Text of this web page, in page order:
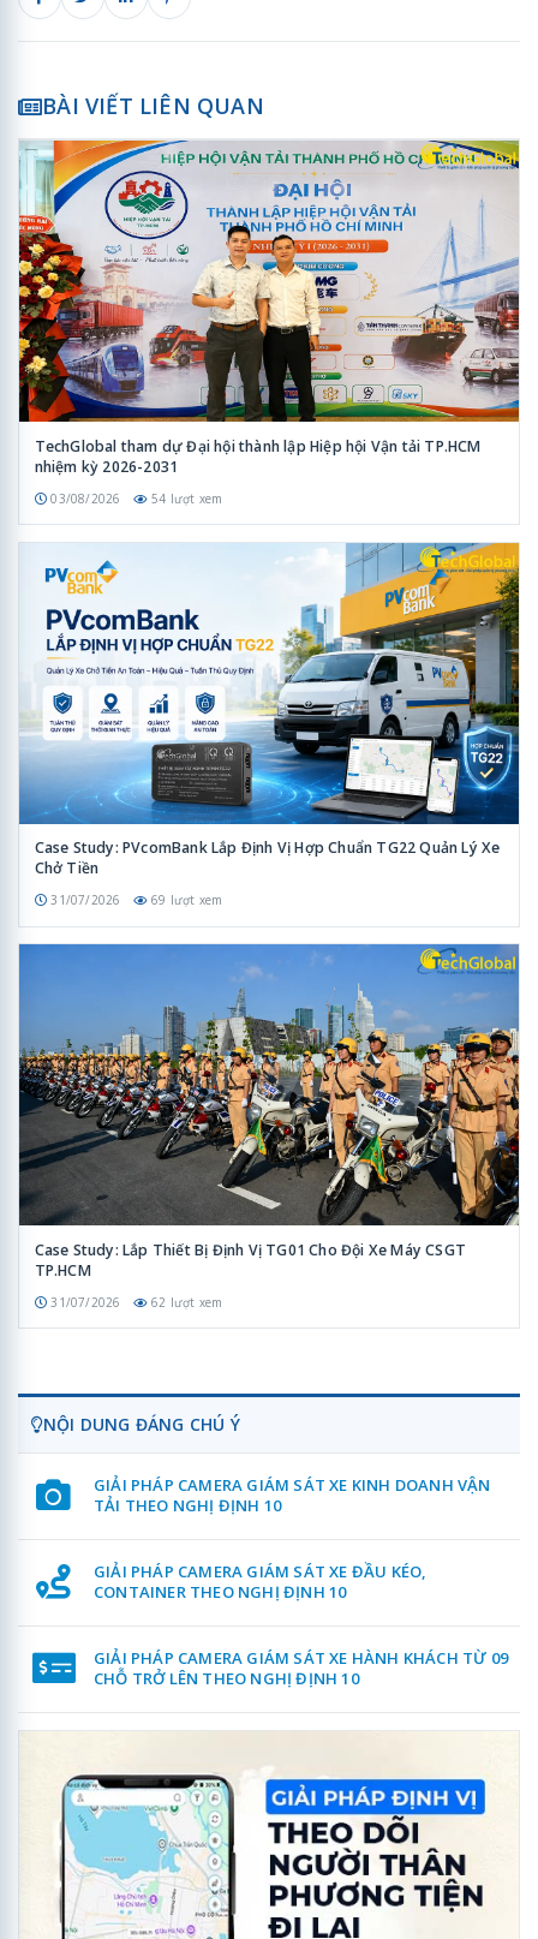
BÀI VIẾT LIÊN QUAN
TechGlobal tham dự Đại hội thành lập Hiệp hội Vận tải TP.HCM
nhiệm kỳ 2026-2031
03/08/2026 54 lượt xem
Case Study: PVcomBank Lắp Định Vị Hợp Chuẩn TG22 Quản Lý Xe
Chở Tiền
31/07/2026 69 lượt xem
Case Study: Lắp Thiết Bị Định Vị TG01 Cho Đội Xe Máy CSGT
TP.HCM
31/07/2026 62 lượt xem
NỘI DUNG ĐÁNG CHÚ Ý
GIẢI PHÁP CAMERA GIÁM SÁT XE KINH DOANH VẬN
TẢI THEO NGHỊ ĐỊNH 10
GIẢI PHÁP CAMERA GIÁM SÁT XE ĐẦU KÉO,
CONTAINER THEO NGHỊ ĐỊNH 10
GIẢI PHÁP CAMERA GIÁM SÁT XE HÀNH KHÁCH TỪ 09
CHỖ TRỞ LÊN THEO NGHỊ ĐỊNH 10